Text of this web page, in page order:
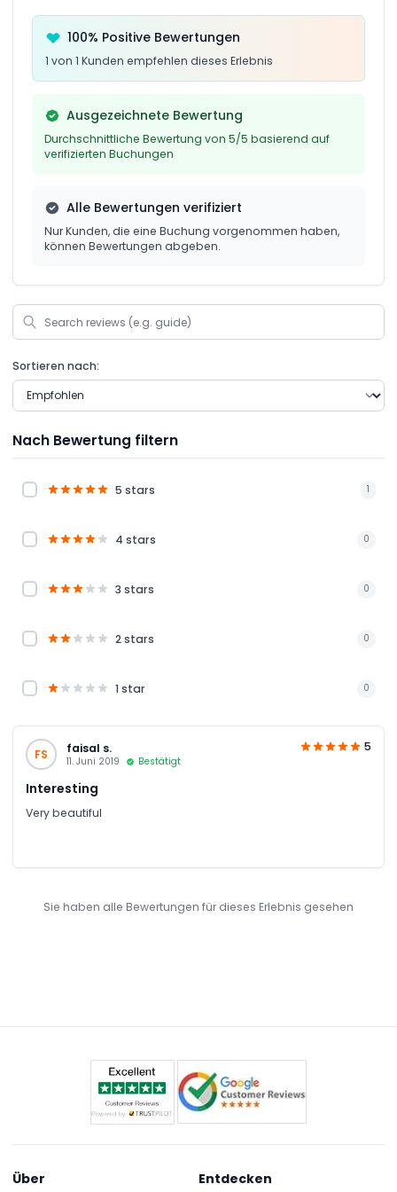
100% Positive Bewertungen
1 von 1 Kunden empfehlen dieses Erlebnis
Ausgezeichnete Bewertung
Durchschnittliche Bewertung von 5/5 basierend auf
verifizierten Buchungen
Alle Bewertungen verifiziert
Nur Kunden, die eine Buchung vorgenommen haben,
können Bewertungen abgeben.
Sortieren nach:
Nach Bewertung filtern
5 stars 1
4 stars 0
3 stars 0
2 stars 0
1 star 0
FS faisal s.
11. Juni 2019 Bestätigt
5
Interesting
Very beautiful
Sie haben alle Bewertungen für dieses Erlebnis gesehen
Über Entdecken